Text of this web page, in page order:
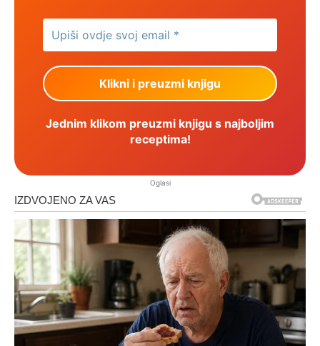
Jednim klikom preuzmi knjigu s najboljim
receptima!
Oglasi